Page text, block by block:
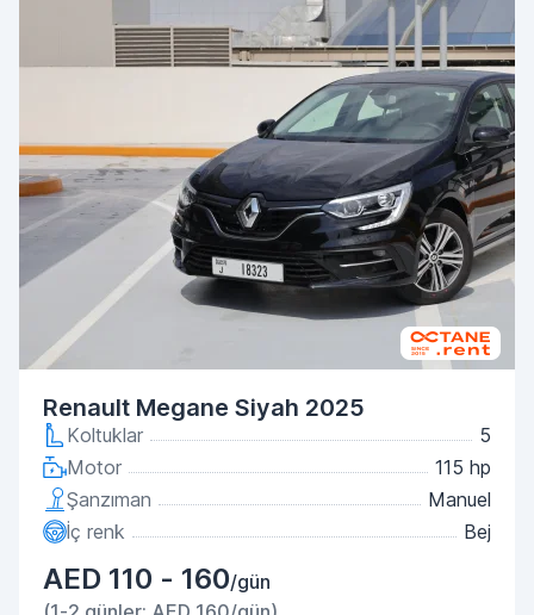
Renault Megane Siyah 2025
Koltuklar
5
Motor
115 hp
Şanzıman
Manuel
İç renk
Bej
AED 110 - 160/gün